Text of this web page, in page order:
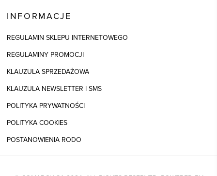
INFORMACJE
REGULAMIN SKLEPU INTERNETOWEGO
REGULAMINY PROMOCJI
KLAUZULA SPRZEDAŻOWA
KLAUZULA NEWSLETTER I SMS
POLITYKA PRYWATNOŚCI
POLITYKA COOKIES
POSTANOWIENIA RODO